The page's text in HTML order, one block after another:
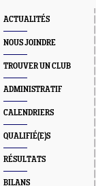
ACTUALITÉS
NOUS JOINDRE
TROUVER UN CLUB
ADMINISTRATIF
CALENDRIERS
QUALIFIÉ(E)S
RÉSULTATS
BILANS